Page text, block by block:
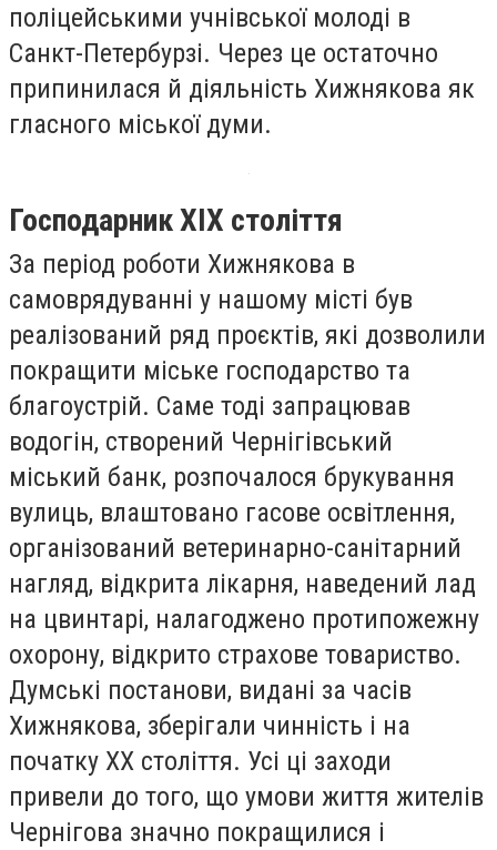
поліцейськими учнівської молоді в
Санкт-Петербурзі. Через це остаточно
припинилася й діяльність Хижнякова як
гласного міської думи.
ГосподарникXIX століття
За період роботи Хижнякова в
самоврядуванні у нашому місті був
реалізований ряд проєктів, які дозволили
покращити міське господарство та
благоустрій. Саме тоді запрацював
водогін, створений Чернігівський
міський банк, розпочалося брукування
вулиць, влаштовано гасове освітлення,
організований ветеринарно-санітарний
нагляд, відкрита лікарня, наведений лад
на цвинтарі, налагоджено протипожежну
охорону, відкрито страхове товариство.
Думські постанови, видані за часів
Хижнякова, зберігали чинність і на
початку ХХ століття. Усі ці заходи
привели до того, що умови життя жителів
Чернігова значно покращилися і